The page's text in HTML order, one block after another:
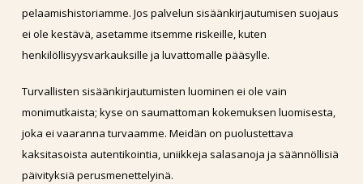
pelaamishistoriamme. Jos palvelun sisäänkirjautumisen suojaus
ei ole kestävä, asetamme itsemme riskeille, kuten
henkilöllisyysvarkauksille ja luvattomalle pääsylle.
Turvallisten sisäänkirjautumisten luominen ei ole vain
monimutkaista; kyse on saumattoman kokemuksen luomisesta,
joka ei vaaranna turvaamme. Meidän on puolustettava
kaksitasoista autentikointia, uniikkeja salasanoja ja säännöllisiä
päivityksiä perusmenettelyinä.